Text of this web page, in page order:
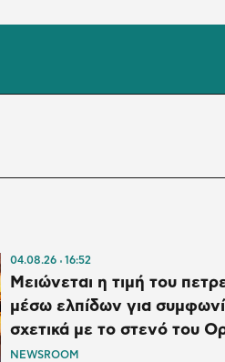
04.08.26 16:52
Μειώνεται η τιμή του
μέσω ελπίδων για
σχετικά με το στενό του
NEWSROOM